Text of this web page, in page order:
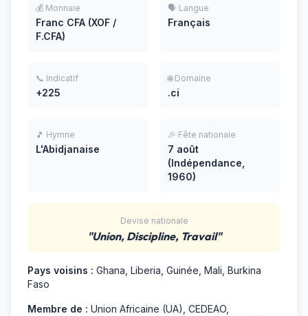
💰 Monnaie
Franc CFA (XOF /
F.CFA)
🗣️ Langue
Français
📞 Indicatif
+225
🌐 Domaine
.ci
🎵 Hymne
L'Abidjanaise
🎉 Fête nationale
7 août
(Indépendance,
1960)
Devise nationale
"Union, Discipline, Travail"
Pays voisins : Ghana, Liberia, Guinée, Mali, Burkina
Faso
Membre de : Union Africaine (UA), CEDEAO,